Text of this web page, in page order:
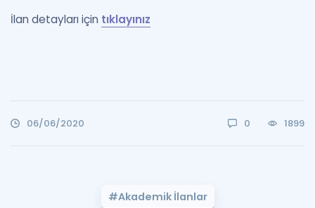
İlan detayları için tıklayınız
06/06/2020 0 1899
#Akademik İlanlar